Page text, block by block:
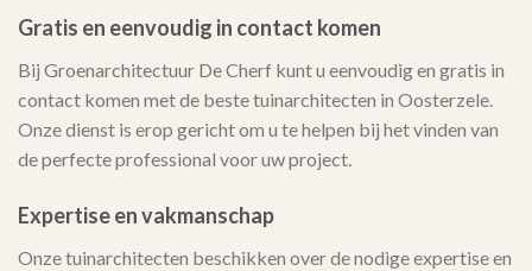
Gratis en eenvoudig in contact komen
Bij Groenarchitectuur De Cherf kunt u eenvoudig en gratis in
contact komen met de beste tuinarchitecten in Oosterzele.
Onze dienst is erop gericht om u te helpen bij het vinden van
de perfecte professional voor uw project.
Expertise en vakmanschap
Onze tuinarchitecten beschikken over de nodige expertise en